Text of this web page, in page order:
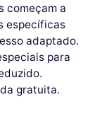
começam a
específicas
adaptado.
para
gratuita.